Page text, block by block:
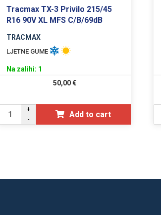
Tracmax TX-3 Privilo 215/45
R16 90V XL MFS C/B/69dB
TRACMAX
LJETNE GUME
Na zalihi: 1
50,00€
+
-
Add to cart